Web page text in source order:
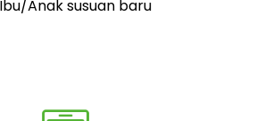
Ibu/Anak susuan baru